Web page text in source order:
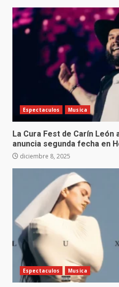
Espectaculos Musica
La Cura Fest de Carín León
anuncia segunda fecha en
diciembre 8, 2025
Espectaculos Musica